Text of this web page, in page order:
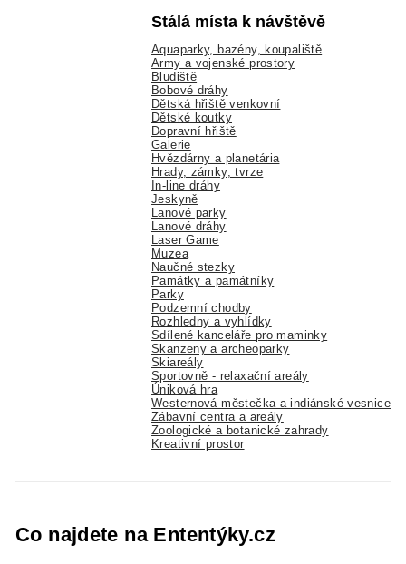
Stálá místa k návštěvě
Aquaparky, bazény, koupaliště
Army a vojenské prostory
Bludiště
Bobové dráhy
Dětská hřiště venkovní
Dětské koutky
Dopravní hřiště
Galerie
Hvězdárny a planetária
Hrady, zámky, tvrze
In-line dráhy
Jeskyně
Lanové parky
Lanové dráhy
Laser Game
Muzea
Naučné stezky
Památky a památníky
Parky
Podzemní chodby
Rozhledny a vyhlídky
Sdílené kanceláře pro maminky
Skanzeny a archeoparky
Skiareály
Sportovně - relaxační areály
Úniková hra
Westernová městečka a indiánské vesnice
Zábavní centra a areály
Zoologické a botanické zahrady
Kreativní prostor
Co najdete na Ententýky.cz